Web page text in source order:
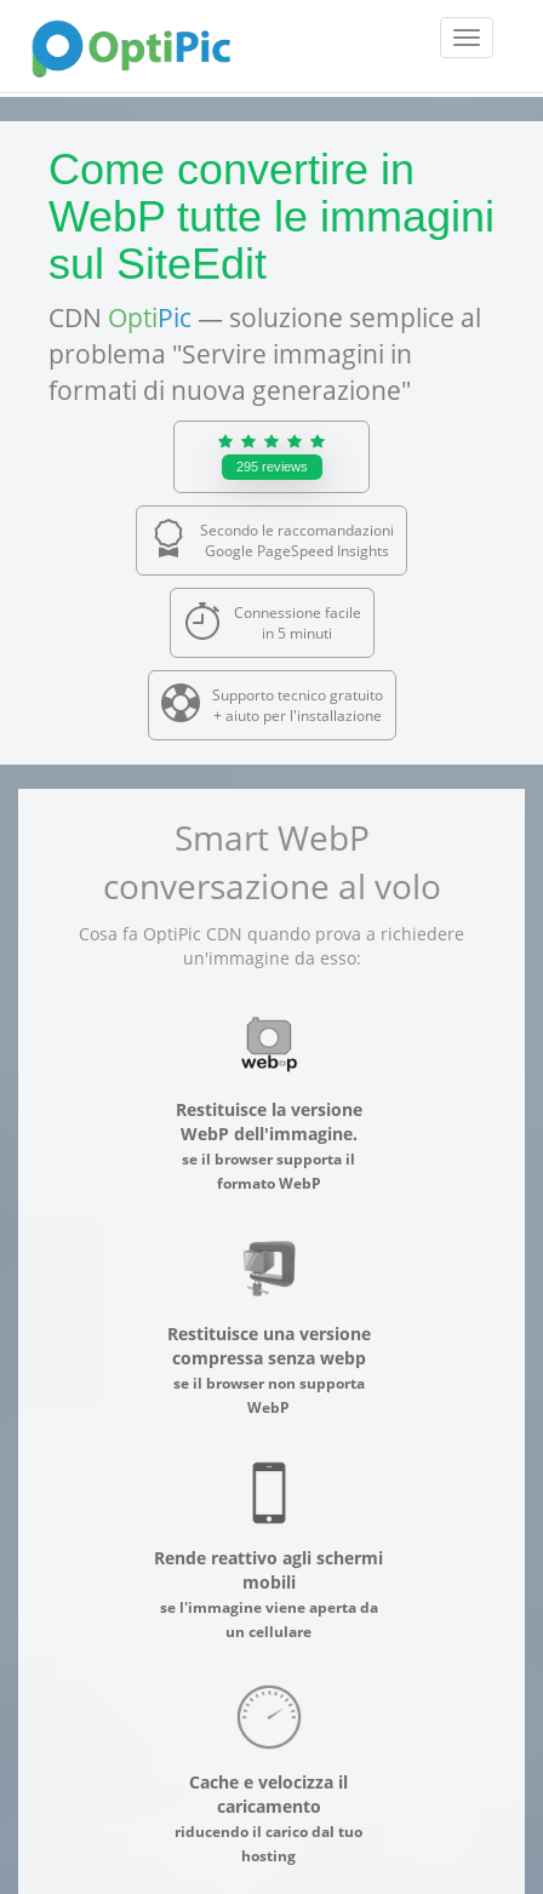
Toggle
Come convertire in
WebP tutte le immagini
sul SiteEdit
CDN OptiPic — soluzione semplice al
problema "Servire immagini in
formati di nuova generazione"
295 reviews
Secondo le raccomandazioni
Google PageSpeed Insights
Connessione facile
in 5 minuti
Supporto tecnico gratuito
+ aiuto per l'installazione
Smart WebP
conversazione al volo
Cosa fa OptiPic CDN quando prova a richiedere
un'immagine da esso:
Restituisce la versione
WebP dell'immagine.
se il browser supporta il
formato WebP
Restituisce una versione
compressa senza webp
se il browser non supporta
WebP
Rende reattivo agli schermi
mobili
se l'immagine viene aperta da
un cellulare
Cache e velocizza il
caricamento
riducendo il carico dal tuo
hosting